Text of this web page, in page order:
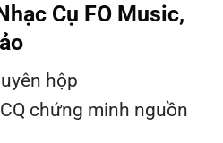
Cụ FO Music,
hộp
chứng minh nguồn